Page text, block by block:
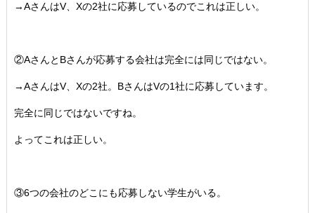
→AさんはV、Xの2社に応募しているのでこれは正しい。
②AさんとBさんが応募する会社は完全には同じではない。
→AさんはV、Xの2社。BさんはVの1社に応募しています。
完全に同じではないですね。
よってこれは正しい。
③6つの会社のどこにも応募しない学生がいる。